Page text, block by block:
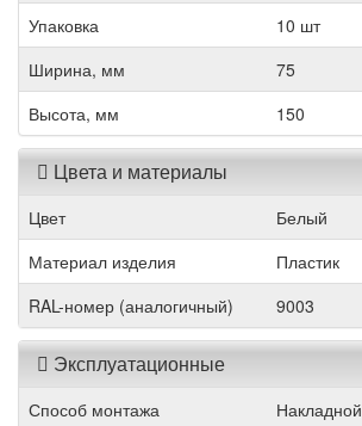
Упаковка
10 шт
Ширина, мм
75
Высота, мм
150
Цвета и материалы
Цвет
Белый
Материал изделия
Пластик
RAL-номер (аналогичный)
9003
Эксплуатационные
Способ монтажа
Накладной